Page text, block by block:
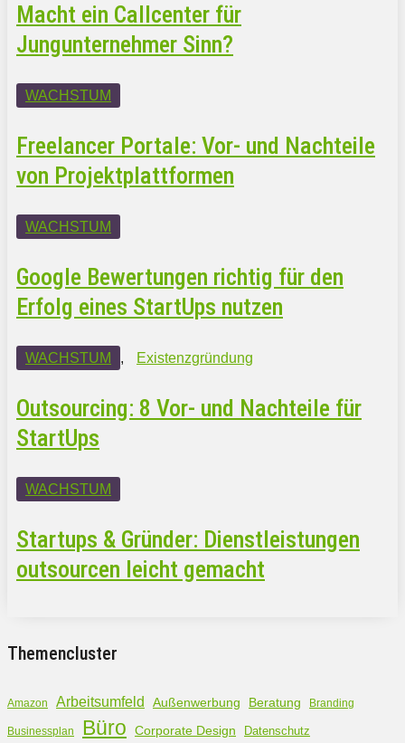
Macht ein Callcenter für
Jungunternehmer Sinn?
WACHSTUM
Freelancer Portale: Vor- und Nachteile
von Projektplattformen
WACHSTUM
Google Bewertungen richtig für den
Erfolg eines StartUps nutzen
WACHSTUM , Existenzgründung
Outsourcing: 8 Vor- und Nachteile für
StartUps
WACHSTUM
Startups & Gründer: Dienstleistungen
outsourcen leicht gemacht
Themencluster
Amazon Arbeitsumfeld Außenwerbung Beratung Branding
Businessplan Büro Corporate Design Datenschutz